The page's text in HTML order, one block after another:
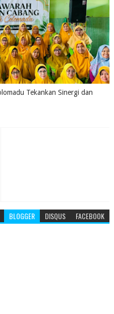
Tekankan Sinergi dan
BLOGGER DISQUS FACEBOOK